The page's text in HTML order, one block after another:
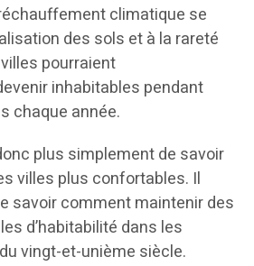
climatique se
des sols et à la rareté
pourraient
inhabitables pendant
chaque année.
plus simplement de savoir
villes plus confortables. Il
savoir comment maintenir des
d’habitabilité dans les
vingt-et-unième siècle.